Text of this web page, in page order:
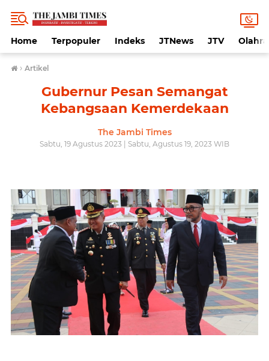
Home Terpopuler Indeks JTNews JTV
› Artikel
Gubernur Pesan Semangat
Kebangsaan Kemerdekaan
The Jambi Times
Sabtu, 19 Agustus 2023 | Sabtu, Agustus 19, 2023 WIB